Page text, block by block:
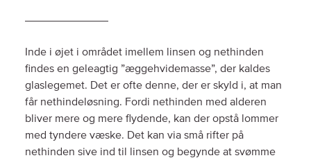
Inde i øjet i området imellem linsen og nethinden
findes en geleagtig ”æggehvidemasse”, der kaldes
glaslegemet. Det er ofte denne, der er skyld i, at man
får nethindeløsning. Fordi nethinden med alderen
bliver mere og mere flydende, kan der opstå lommer
med tyndere væske. Det kan via små rifter på
nethinden sive ind til linsen og begynde at svømme